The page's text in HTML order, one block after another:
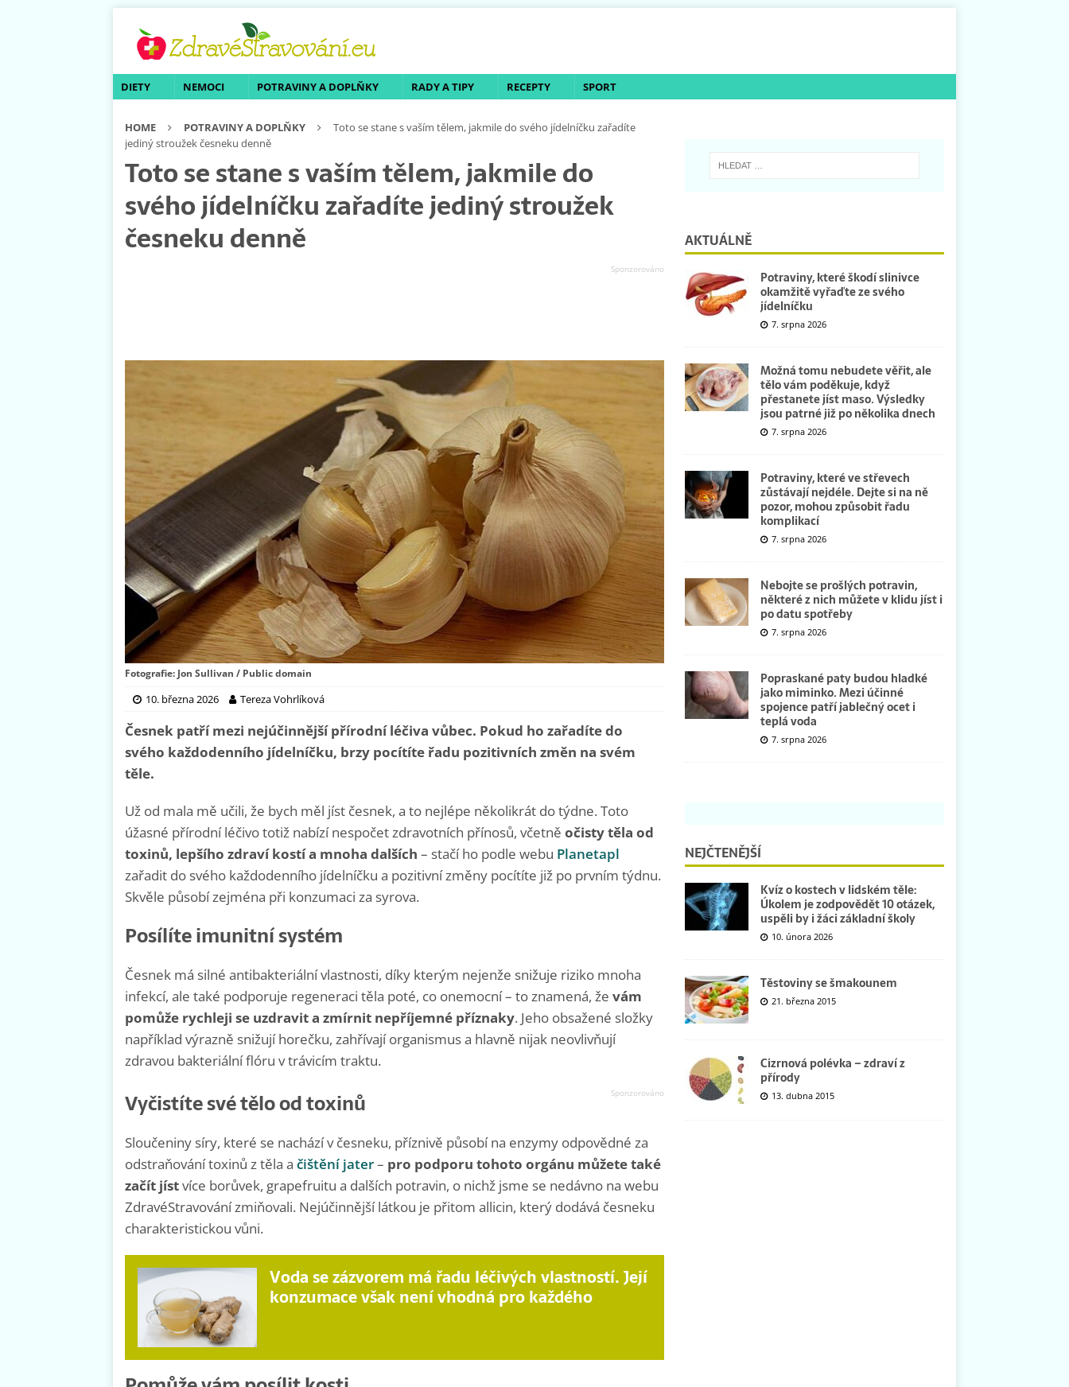
DIETY NEMOCI POTRAVINY A DOPLŇKY RADY A TIPY RECEPTY SPORT
HOME POTRAVINY A DOPLŇKY
Toto se stane s vaším tělem, jakmile do svého jídelníčku zařadíte
jediný stroužek česneku denně
Toto se stane s vaším tělem, jakmile do
svého jídelníčku zařadíte jediný stroužek
česneku denně
Fotografie: Jon Sullivan / Public domain
10. března 2026 Tereza Vohrlíková
Česnek patří mezi nejúčinnější přírodní léčiva vůbec. Pokud ho zařadíte do
svého každodenního jídelníčku, brzy pocítíte řadu pozitivních změn na svém
těle.
Už od mala mě učili, že bych měl jíst česnek, a to nejlépe několikrát do týdne. Toto
úžasné přírodní léčivo totiž nabízí nespočet zdravotních přínosů, včetně očisty těla od
toxinů, lepšího zdraví kostí a mnoha dalších – stačí ho podle webu Planetapl
zařadit do svého každodenního jídelníčku a pozitivní změny pocítíte již po prvním týdnu.
Skvěle působí zejména při konzumaci za syrova.
Posílíte imunitní systém
Česnek má silné antibakteriální vlastnosti, díky kterým nejenže snižuje riziko mnoha
infekcí, ale také podporuje regeneraci těla poté, co onemocní – to znamená, že vám
pomůže rychleji se uzdravit a zmírnit nepříjemné příznaky. Jeho obsažené složky
například výrazně snižují horečku, zahřívají organismus a hlavně nijak neovlivňují
zdravou bakteriální flóru v trávicím traktu.
Vyčistíte své tělo od toxinů
Sloučeniny síry, které se nachází v česneku, příznivě působí na enzymy odpovědné za
odstraňování toxinů z těla a čištění jater– pro podporu tohoto orgánu můžete také
začít jístvíce borůvek, grapefruitu a dalších potravin, o nichž jsme se nedávno na webu
ZdravéStravování zmiňovali. Nejúčinnější látkou je přitom allicin, který dodává česneku
charakteristickou vůni.
Voda se zázvorem má řadu léčivých vlastností. Její
konzumace však není vhodná pro každého
AKTUÁLNĚ
Potraviny, které škodí slinivce
okamžitě vyřaďte ze svého
jídelníčku
7. srpna 2026
Možná tomu nebudete věřit, ale
tělo vám poděkuje, když
přestanete jíst maso. Výsledky
jsou patrné již po několika dnech
7. srpna 2026
Potraviny, které ve střevech
zůstávají nejdéle. Dejte si na ně
pozor, mohou způsobit řadu
komplikací
7. srpna 2026
Nebojte se prošlých potravin,
některé z nich můžete v klidu jíst i
po datu spotřeby
7. srpna 2026
Popraskané paty budou hladké
jako miminko. Mezi účinné
spojence patří jablečný ocet i
teplá voda
7. srpna 2026
NEJČTENĚJŠÍ
Kvíz o kostech v lidském těle:
Úkolem je zodpovědět 10 otázek,
uspěli by i žáci základní školy
10. února 2026
Těstoviny se šmakounem
21. března 2015
Cizrnová polévka – zdraví z
přírody
13. dubna 2015